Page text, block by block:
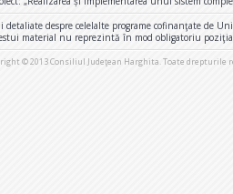
detaliate despre celelalte programe cofinanţate de
material nu reprezintă în mod obligatoriu
© 2013 Consiliul Judeţean Harghita. Toate drepturile